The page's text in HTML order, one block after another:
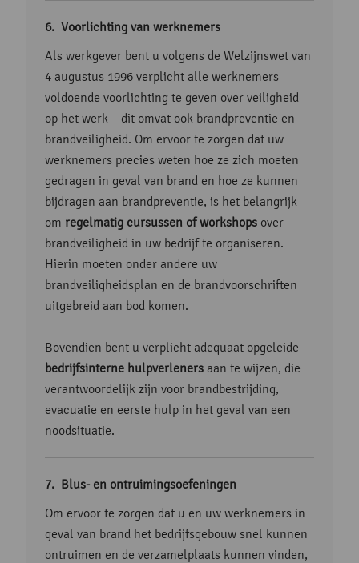
Voorlichting van werknemers
Als werkgever bent u volgens de Welzijnswet van
4 augustus 1996 verplicht alle werknemers
voldoende voorlichting te geven over veiligheid
op het werk – dit omvat ook brandpreventie en
brandveiligheid. Om ervoor te zorgen dat uw
werknemers precies weten hoe ze zich moeten
gedragen in geval van brand en hoe ze kunnen
bijdragen aan brandpreventie, is het belangrijk
om regelmatig cursussen of workshops over
brandveiligheid in uw bedrijf te organiseren.
Hierin moeten onder andere uw
brandveiligheidsplan en de brandvoorschriften
uitgebreid aan bod komen.
Bovendien bent u verplicht adequaat opgeleide
bedrijfsinterne hulpverleners aan te wijzen, die
verantwoordelijk zijn voor brandbestrijding,
evacuatie en eerste hulp in het geval van een
noodsituatie.
Blus- en ontruimingsoefeningen
Om ervoor te zorgen dat u en uw werknemers in
geval van brand het bedrijfsgebouw snel kunnen
ontruimen en de verzamelplaats kunnen vinden,